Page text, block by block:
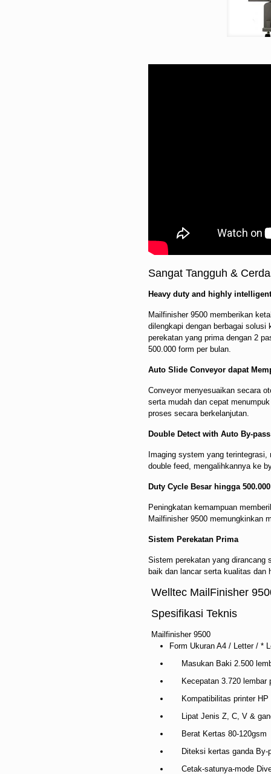
Sangat Tangguh &
Heavy duty and highly
Mailfinisher 9500 memberikan
dilengkapi dengan berbagai solusi
perekatan yang prima dengan 2
500.000 form per bulan.
Auto Slide Conveyor dapat
Conveyor menyesuaikan secara
serta mudah dan cepat
proses secara berkelanjutan.
Double Detect with Auto By-pass
Imaging system yang
double feed, mengalihkannya ke
Duty Cycle Besar hingga
Peningkatan kemampuan
Mailfinisher 9500 memungkinkan
Sistem Perekatan Prima
Sistem perekatan yang dirancang
baik dan lancar serta kualitas dan
Welltec MailFinisher
Spesifikasi Teknis
Mailfinisher 9500
Form Ukuran A4 / Letter / *
Masukan Baki 2.500
Kecepatan 3.720 lembar
Kompatibilitas printer HP
Lipat Jenis Z, C, V &
Berat Kertas 80-120gsm
Diteksi kertas ganda By-
Cetak-satunya-mode